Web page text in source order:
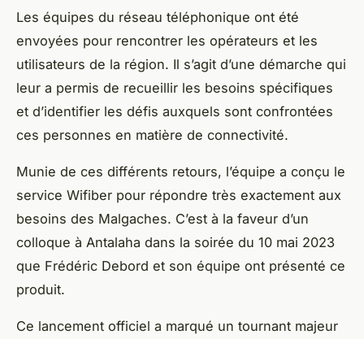
Les équipes du réseau téléphonique ont été
envoyées pour rencontrer les opérateurs et les
utilisateurs de la région. Il s’agit d’une démarche qui
leur a permis de recueillir les besoins spécifiques
et d’identifier les défis auxquels sont confrontées
ces personnes en matière de connectivité.
Munie de ces différents retours, l’équipe a conçu le
service Wifiber pour répondre très exactement aux
besoins des Malgaches. C’est à la faveur d’un
colloque à Antalaha dans la soirée du 10 mai 2023
que Frédéric Debord et son équipe ont présenté ce
produit.
Ce lancement officiel a marqué un tournant majeur